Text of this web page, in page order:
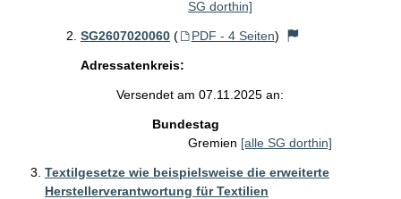
SG dorthin]
SG2607020060 ( PDF - 4 Seiten)
Adressatenkreis:
Versendet am 07.11.2025 an:
Bundestag
Gremien [alle SG dorthin]
Textilgesetze wie beispielsweise die erweiterte
Herstellerverantwortung für Textilien